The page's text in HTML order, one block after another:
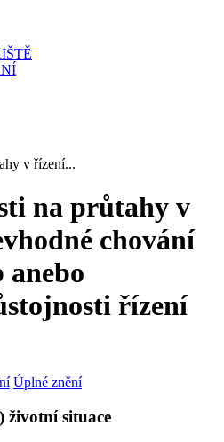
v řízení...
na průtahy v
chování
anebo
řízení
Úplné znění
životní situace